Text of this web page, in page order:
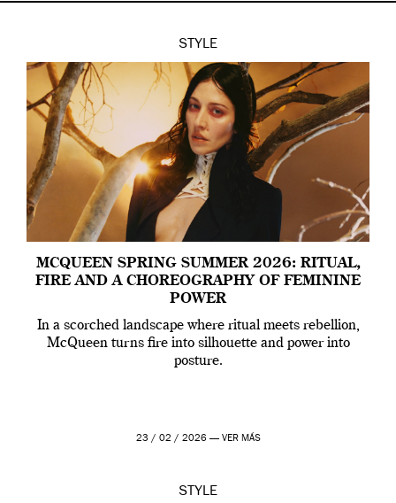
STYLE
MCQUEEN SPRING SUMMER 2026: RITUAL,
FIRE AND A CHOREOGRAPHY OF FEMININE
POWER
In a scorched landscape where ritual meets rebellion,
McQueen turns fire into silhouette and power into
posture.
23 / 02 / 2026 — VER MÁS
STYLE